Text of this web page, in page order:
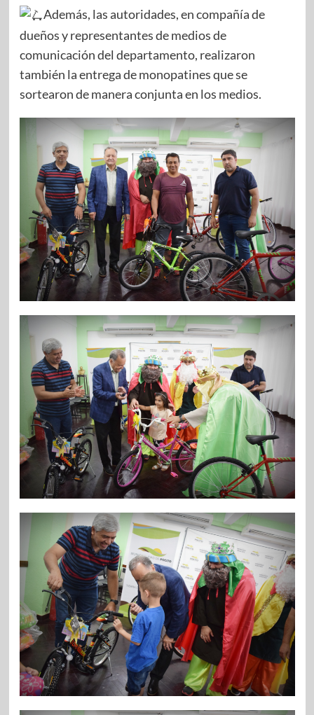
Además, las autoridades, en compañía de
dueños y representantes de medios de
comunicación del departamento, realizaron
también la entrega de monopatines que se
sortearon de manera conjunta en los medios.